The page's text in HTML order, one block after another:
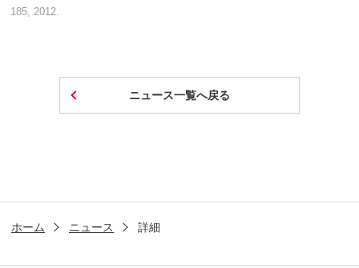
185, 2012.
ニュース一覧へ戻る
ホーム ニュース 詳細